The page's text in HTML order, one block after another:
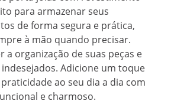
para armazenar seus
de forma segura e prática,
à mão quando precisar.
a organização de suas peças e
Adicione um toque
ao seu dia a dia com
e charmoso.